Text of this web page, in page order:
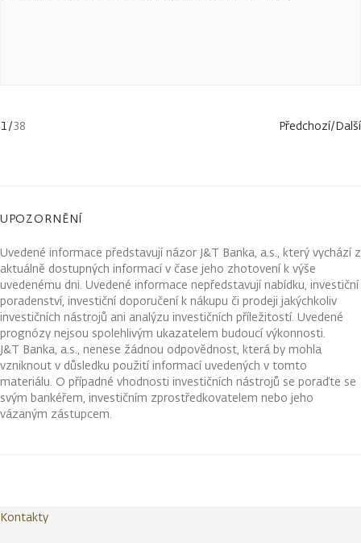
1/38 Předchozí/Další
UPOZORNĚNÍ
Uvedené informace představují názor J&T Banka, a.s., který vychází z
aktuálně dostupných informací v čase jeho zhotovení k výše
uvedenému dni. Uvedené informace nepředstavují nabídku, investiční
poradenství, investiční doporučení k nákupu či prodeji jakýchkoliv
investičních nástrojů ani analýzu investičních příležitostí. Uvedené
prognózy nejsou spolehlivým ukazatelem budoucí výkonnosti.
J&T Banka, a.s., nenese žádnou odpovědnost, která by mohla
vzniknout v důsledku použití informací uvedených v tomto
materiálu. O případné vhodnosti investičních nástrojů se poraďte se
svým bankéřem, investičním zprostředkovatelem nebo jeho
vázaným zástupcem.
Kontakty